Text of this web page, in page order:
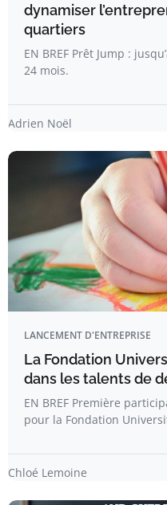
dynamiser
quartiers
EN BREF Prêt Jump :
24 mois.
Adrien Noël
LANCEMENT D'ENTREPRISE
La Fondation
dans les talents de
EN BREF Première
pour la Fondation
Chloé Lemoine